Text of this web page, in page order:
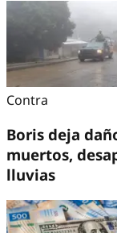
Contra
Boris deja
muertos,
lluvias